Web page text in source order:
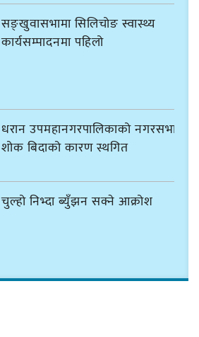
सङ्खुवासभामा सिलिचोङ स्वास्थ्य
कार्यसम्पादनमा पहिलो
धरान उपमहानगरपालिकाको नगरसभा
शोक बिदाको कारण स्थगित
चुल्हो निभ्दा ब्युँझन सक्ने आक्रोश